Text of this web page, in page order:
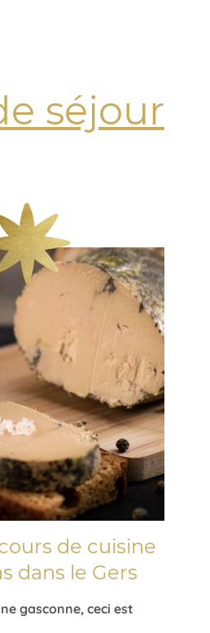
séjour
de cuisine
dans le Gers
gasconne, ceci est